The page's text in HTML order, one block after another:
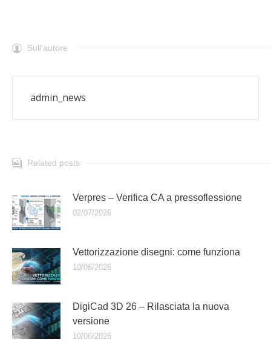
Sull'autore
admin_news
Related posts
Verpres – Verifica CA a pressoflessione
02/07/2026
Vettorizzazione disegni: come funziona
10/06/2026
DigiCad 3D 26 – Rilasciata la nuova
versione
10/06/2026